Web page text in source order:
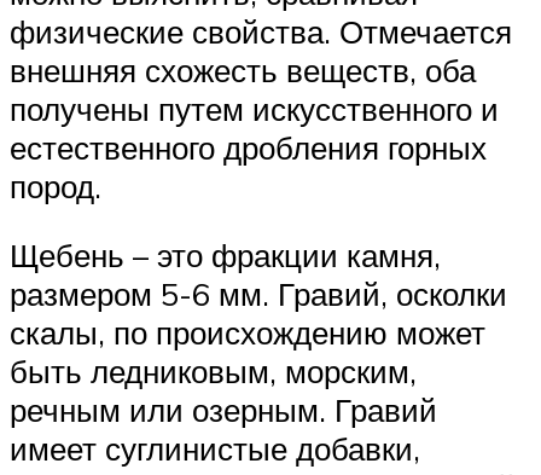
физические свойства. Отмечается
внешняя схожесть веществ, оба
получены путем искусственного и
естественного дробления горных
пород.
Щебень – это фракции камня,
размером 5-6 мм. Гравий, осколки
скалы, по происхождению может
быть ледниковым, морским,
речным или озерным. Гравий
имеет суглинистые добавки,